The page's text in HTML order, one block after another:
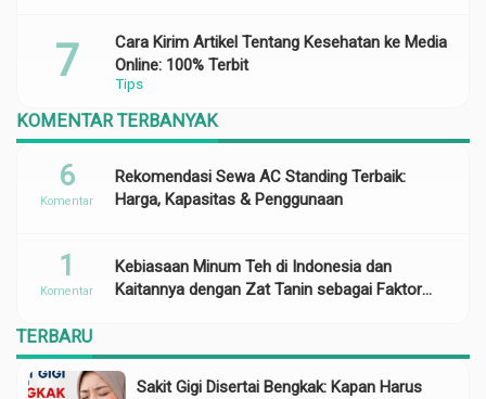
Tips
Cara Kirim Artikel Tentang Kesehatan ke Media
Online: 100% Terbit
KOMENTAR TERBANYAK
Rekomendasi Sewa AC Standing Terbaik:
Harga, Kapasitas & Penggunaan
6
Komentar
Kebiasaan Minum Teh di Indonesia dan
Kaitannya dengan Zat Tanin sebagai Faktor
1
Komentar
TERBARU
Sakit Gigi Disertai Bengkak: Kapan Harus